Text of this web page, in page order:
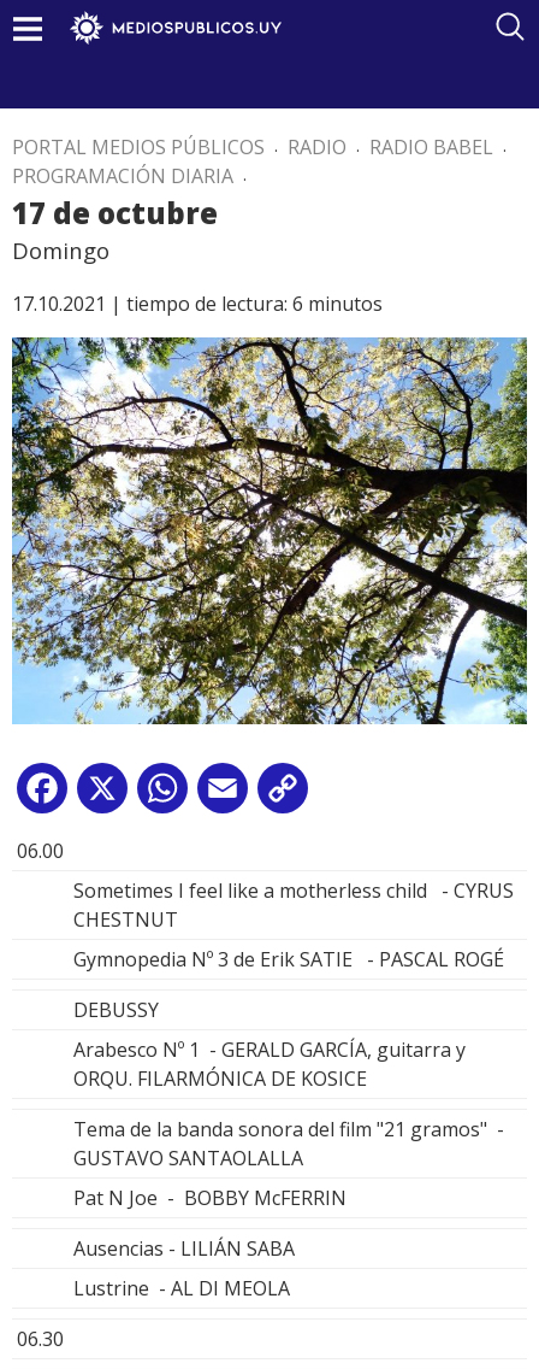
PORTAL MEDIOS PÚBLICOS . RADIO . RADIO BABEL .
PROGRAMACIÓN DIARIA .
17 de octubre
Domingo
17.10.2021 | tiempo de lectura: 6 minutos
Facebook
X WhatsApp
Email
06.00
Sometimes I feel like a motherless child - CYRUS
CHESTNUT
Gymnopedia Nº 3 de Erik SATIE - PASCAL ROGÉ
DEBUSSY
Arabesco Nº 1 - GERALD GARCÍA, guitarra y
ORQU. FILARMÓNICA DE KOSICE
Tema de la banda sonora del film "21 gramos" -
GUSTAVO SANTAOLALLA
Pat N Joe - BOBBY McFERRIN
Ausencias - LILIÁN SABA
Lustrine - AL DI MEOLA
06.30